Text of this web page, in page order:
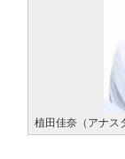
植田佳奈（アナス